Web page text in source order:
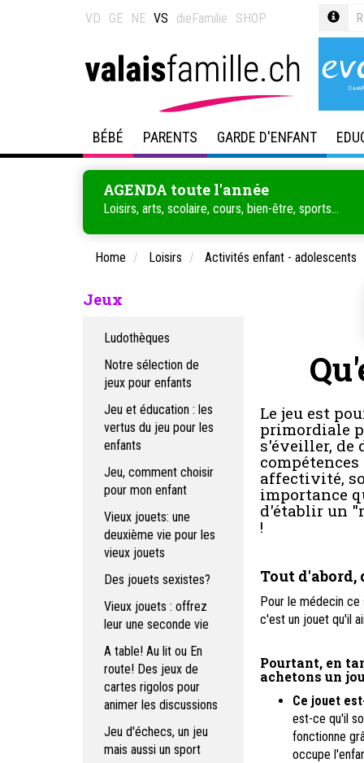
VD GE NE VS dieFamilie SHOP
BÉBÉ PARENTS GARDE D'ENFANT
AGENDA toute l'année
Loisirs, arts, scolaire, cours, bien-être, sports...
Home Loisirs Activités enfant - adolescents
Jeux
Ludothèques
Notre sélection de
jeux pour enfants
Jeu et éducation : les
vertus du jeu pour les
enfants
Jeu, comment choisir
pour mon enfant
Vieux jouets: une
deuxième vie pour les
vieux jouets
Des jouets sexistes?
Vieux jouets : offrez
leur une seconde vie
A table! Au lit ou En
route! Des jeux de
cartes rigolos pour
animer les discussions
Jeu d'échecs, un jeu
mais aussi un sport
Le jeu est
primordiale
s'éveiller, de
affectivité,
importance
d'établir un
!
Tout d'abord,
Pour le médecin ce
c'est un jouet qu'il
Pourtant, en
achetons un
Ce jouet
est-ce qu'il
fonctionne
occupe